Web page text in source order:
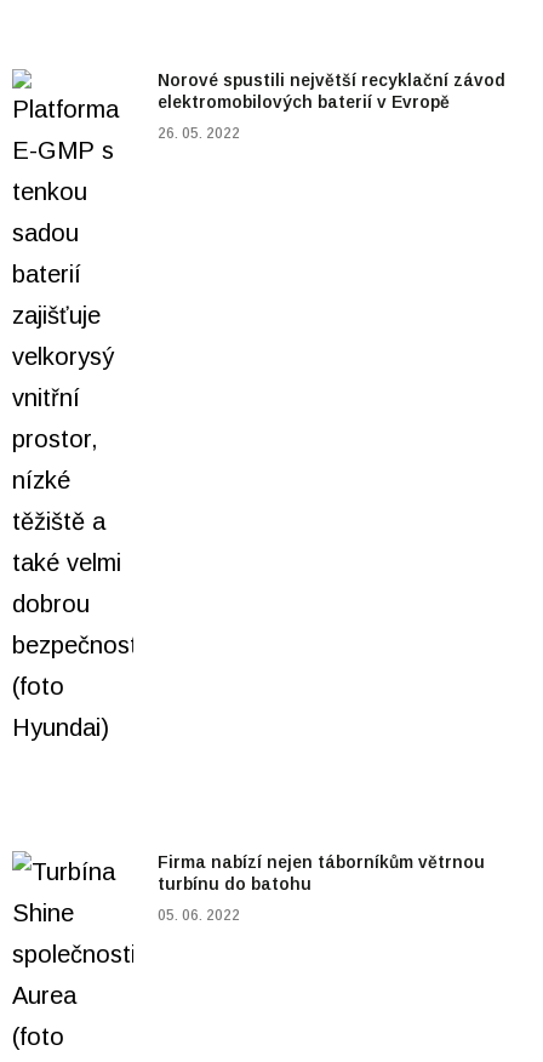
Norové spustili největší recyklační závod
elektromobilových baterií v Evropě
26. 05. 2022
Firma nabízí nejen táborníkům větrnou
turbínu do batohu
05. 06. 2022